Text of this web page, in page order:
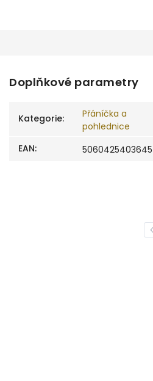
Doplňkové parametry
Kategorie:
Přáníčka a
pohlednice
EAN: 5060425403645